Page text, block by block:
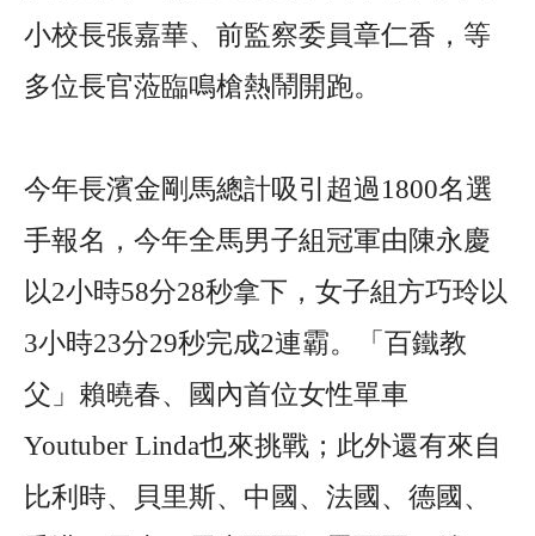
小校長張嘉華、前監察委員章仁香，等
多位長官蒞臨鳴槍熱鬧開跑。
今年長濱金剛馬總計吸引超過1800名選
手報名，今年全馬男子組冠軍由陳永慶
以2小時58分28秒拿下，女子組方巧玲以
3小時23分29秒完成2連霸。「百鐵教
父」賴曉春、國內首位女性單車
Youtuber Linda也來挑戰；此外還有來自
比利時、貝里斯、中國、法國、德國、